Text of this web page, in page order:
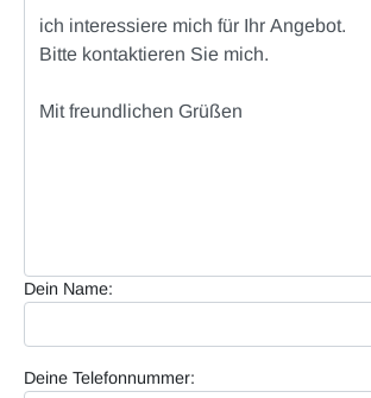
Dein Name:
Deine Telefonnummer: